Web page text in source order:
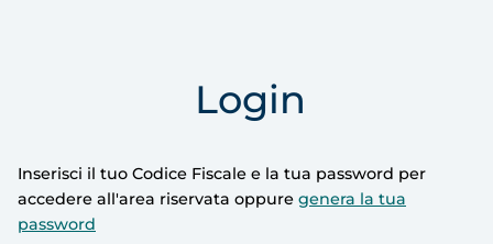
Login
Inserisci il tuo Codice Fiscale e la tua password per
accedere all'area riservata oppure genera la tua
password